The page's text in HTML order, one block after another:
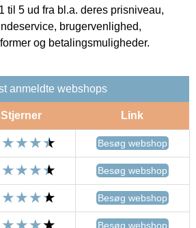
til 5 ud fra bl.a. deres prisniveau,
brugervenlighed,
og betalingsmuligheder.
anmeldte webshops
Stjerner Link
Besøg webshop
Besøg webshop
Besøg webshop
Besøg webshop